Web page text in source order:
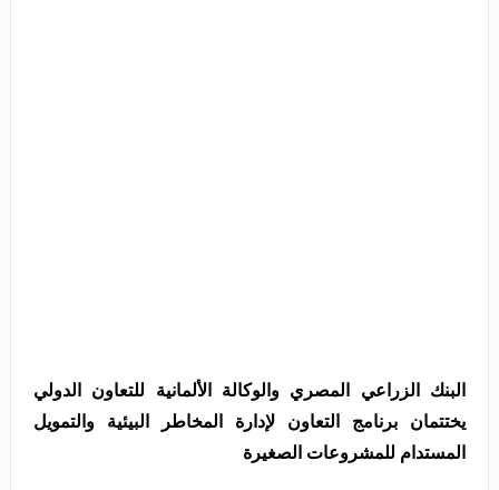
البنك الزراعي المصري والوكالة الألمانية للتعاون الدولي
يختتمان برنامج التعاون لإدارة المخاطر البيئية والتمويل
المستدام للمشروعات الصغيرة